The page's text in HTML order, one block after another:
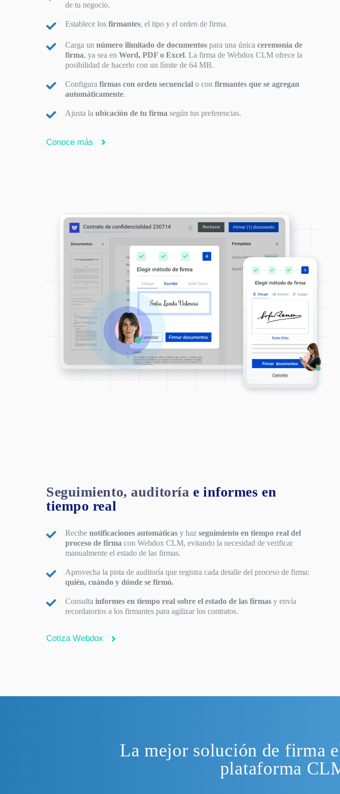
de tu negocio.
Establece los firmantes, el tipo y el orden de firma.
Carga un número ilimitado de documentos para una única ceremonia de
firma, ya sea en Word, PDF o Excel. La firma de Webdox CLM ofrece la
posibilidad de hacerlo con un límite de 64 MB.
Configura firmas con orden secuencial o con firmantes que se agregan
automáticamente.
Ajusta la ubicación de tu firma según tus preferencias.
Conoce más
Seguimiento, auditoría e informes en
tiempo real
Recibe notificaciones automáticas y haz seguimiento en tiempo real del
proceso de firma con Webdox CLM, evitando la necesidad de verificar
manualmente el estado de las firmas.
Aprovecha la pista de auditoría que registra cada detalle del proceso de firma:
quién, cuándo y dónde se firmó.
Consulta informes en tiempo real sobre el estado de las firmas y envía
recordatorios a los firmantes para agilizar los contratos.
Cotiza Webdox
La mejor solución de firma
plataforma